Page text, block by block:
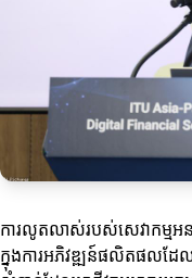
ការលូតលាស់របស់សេវាកម្មអ
ក្នុងការអភិវឌ្ឍន៍ផលិតផលដែ